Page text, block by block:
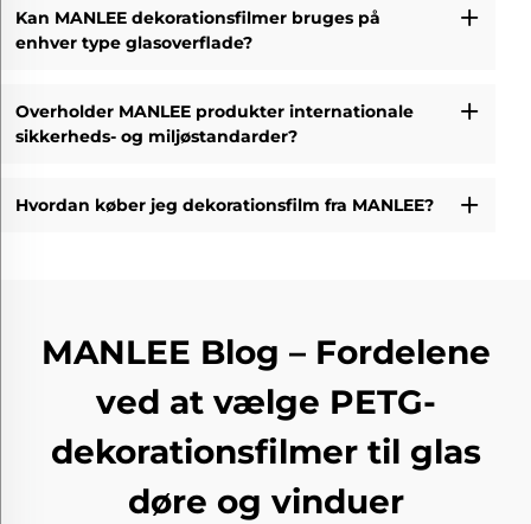
Kan MANLEE dekorationsfilmer bruges på
enhver type glasoverflade?
Overholder MANLEE produkter internationale
sikkerheds- og miljøstandarder?
Hvordan køber jeg dekorationsfilm fra MANLEE?
MANLEE Blog – Fordelene
ved at vælge PETG-
dekorationsfilmer til glas
døre og vinduer